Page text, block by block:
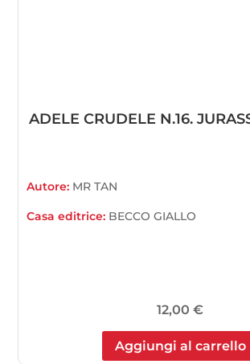
ADELE CRUDELE N.16.
Autore: MR TAN
Casa editrice: BECCO GIALLO
12,00 €
Aggiungi al carrello